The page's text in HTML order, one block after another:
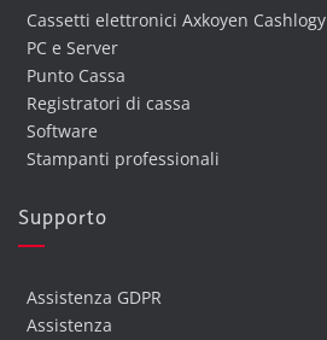
Cassetti elettronici Axkoyen Cashlogy
PC e Server
Punto Cassa
Registratori di cassa
Software
Stampanti professionali
Supporto
Assistenza GDPR
Assistenza